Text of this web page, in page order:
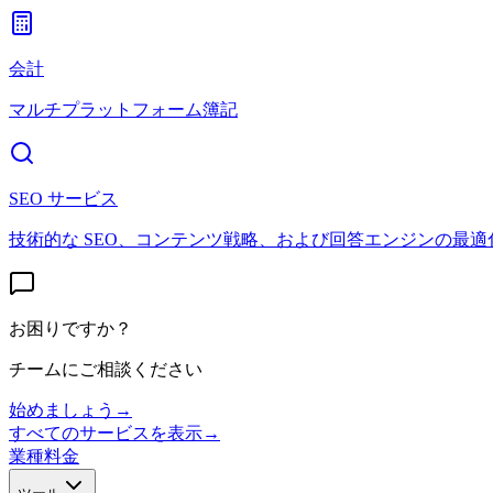
会計
マルチプラットフォーム簿記
SEO サービス
技術的な SEO、コンテンツ戦略、および回答エンジンの最適
お困りですか？
チームにご相談ください
始めましょう →
すべてのサービスを表示→
業種料金